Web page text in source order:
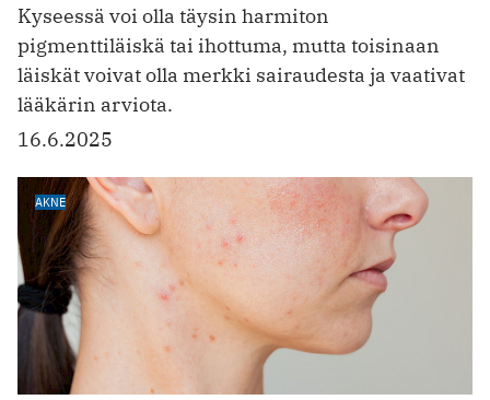
Kyseessä voi olla täysin harmiton
pigmenttiläiskä tai ihottuma, mutta toisinaan
läiskät voivat olla merkki sairaudesta ja vaativat
lääkärin arviota.
16.6.2025
AKNE